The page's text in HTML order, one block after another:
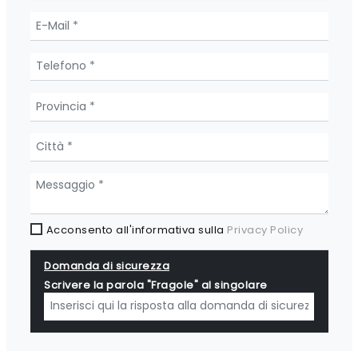
Acconsento all'informativa sulla Privacy Policy
Domanda di sicurezza
Scrivere la parola "Fragole" al singolare